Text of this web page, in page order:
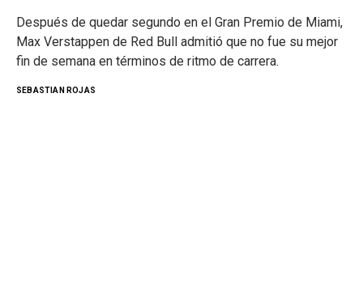
Después de quedar segundo en el Gran Premio de Miami,
Max Verstappen de Red Bull admitió que no fue su mejor
fin de semana en términos de ritmo de carrera.
SEBASTIAN ROJAS